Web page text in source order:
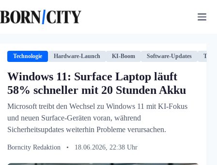
Inhalt
springen
Technologie Hardware-Launch KI-Boom Software-Updates
Windows 11: Surface Laptop läuft
58% schneller mit 20 Stunden Akku
Microsoft treibt den Wechsel zu Windows 11 mit KI-Fokus
und neuen Surface-Geräten voran, während
Sicherheitsupdates weiterhin Probleme verursachen.
Borncity Redaktion • 18.06.2026, 22:38 Uhr